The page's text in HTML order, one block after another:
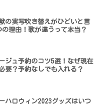
の実写吹き替えがひどいと言
の理由！歌が違うって本当？
ジュ予約のコツ5選！なぜ現在
要？予約なしでも入れる？
ハロウィン2023グッズはいつ